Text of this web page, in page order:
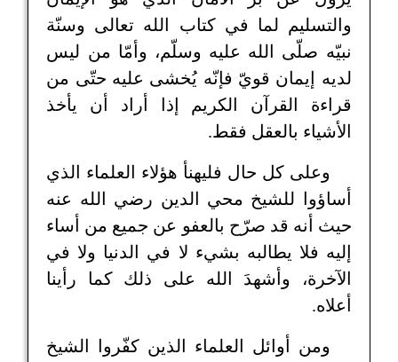
والتسليم لما في كتاب الله تعالى وسنّة
نبيّه صلّى الله عليه وسلّم، وأمّا من ليس
لديه إيمان قويّ فإنّه يُخشى عليه حتّى من
قراءة القرآن الكريم إذا أراد أن يأخذ
الأشياء بالعقل فقط.
وعلى كل حال فليهنأ هؤلاء العلماء الذي
أساؤوا للشيخ محي الدين رضي الله عنه
حيث أنه قد صرّح بالعفو عن جميع من أساء
إليه فلا يطالبه بشيء لا في الدنيا ولا في
الآخرة، وأشهدَ الله على ذلك كما رأينا
أعلاه.
ومن أوائل العلماء الذين كفّروا الشيخ